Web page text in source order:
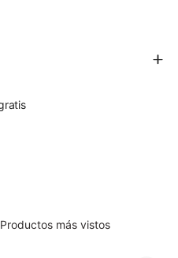
Productos más vistos